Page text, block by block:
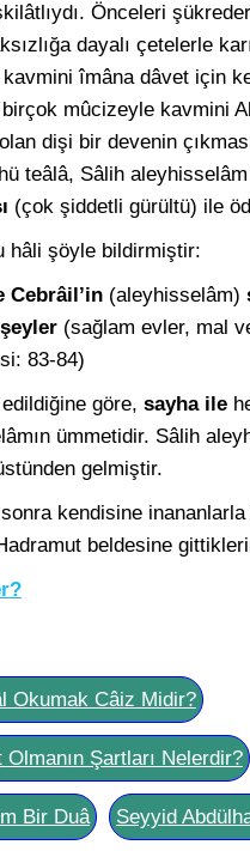
Önceleri
dayalı çetelerle
îmâna dâvet için
mûcizeyle kavmini
dişi bir devenin
teâlâ, Sâlih
(çok şiddetli gürültü) ile
hâli şöyle bildirmiştir:
Cebrâil’in (aleyhisselâm)
(sağlam evler, mal
83-84)
göre, sayha ile
ümmetidir. Sâlih
gelmiştir.
kendisine
beldesine
Okumak Câiz Midir?
Şartları Nelerdir?
Bir Duâ Seyyid